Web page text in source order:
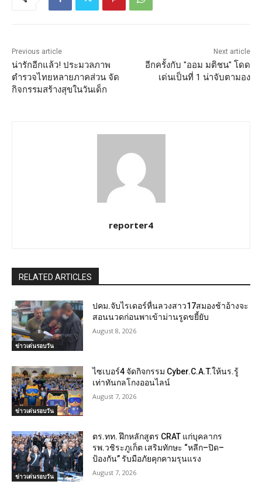
Previous article
น่ารักอีกแล้ว! ประมวลภาพ
ตำรวจไทยหลายภาคส่วน จัด
กิจกรรมสร้างสุขในวันเด็ก
Next article
อีกครั้งกับ "ออม มติชน" โดด
เด่นเป็นที่ 1 น่าจับตามอง
reporter4
RELATED ARTICLES
ข่าวเด่นรอบวัน
ปคม.จับไรเดอร์หื่นลวงสาว17สมองช้าอ้างจะ
สอนนวดก่อนพาเข้าม่านรูดขยี้ยับ
August 8, 2026
ข่าวเด่นรอบวัน
ไซเบอร์4 จัดกิจกรรม Cyber.C.A.T.ให้นร.รู้
เท่าทันกลโกงออนไลน์
August 7, 2026
ข่าวเด่นรอบวัน
ตร.ทท. ฝึกหลักสูตร CRAT แก่บุคลากร
รพ.วชิระภูเก็ต เสริมทักษะ “หลีก–ปิด–
ป้องกัน” รับมือภัยคุกคามรุนแรง
August 7, 2026